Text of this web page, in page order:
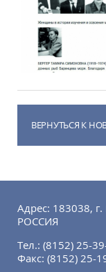
ВЕРНУТЬСЯ К
Адрес: 183038,
РОССИЯ
Тел.: (8152) 25-
Факс: (8152) 25-